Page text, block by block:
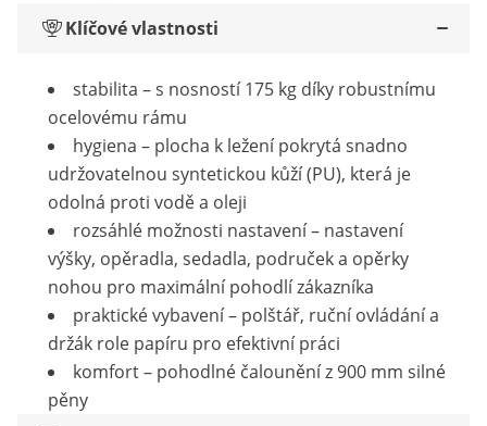
Klíčové vlastnosti
stabilita – s nosností 175 kg díky robustnímu
ocelovému rámu
hygiena – plocha k ležení pokrytá snadno
udržovatelnou syntetickou kůží (PU), která je
odolná proti vodě a oleji
rozsáhlé možnosti nastavení – nastavení
výšky, opěradla, sedadla, područek a opěrky
nohou pro maximální pohodlí zákazníka
praktické vybavení – polštář, ruční ovládání a
držák role papíru pro efektivní práci
komfort – pohodlné čalounění z 900 mm silné
pěny